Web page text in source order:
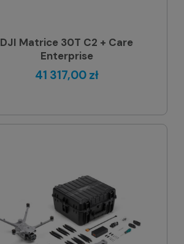
DJI Matrice 30T C2 + Care
Enterprise
41 317,00 zł